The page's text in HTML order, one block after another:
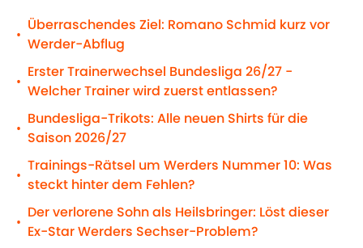
•
Überraschendes Ziel: Romano Schmid kurz vor
Werder-Abflug
•
Erster Trainerwechsel Bundesliga 26/27 -
Welcher Trainer wird zuerst entlassen?
•
Bundesliga-Trikots: Alle neuen Shirts für die
Saison 2026/27
•
Trainings-Rätsel um Werders Nummer 10: Was
steckt hinter dem Fehlen?
•
Der verlorene Sohn als Heilsbringer: Löst dieser
Ex-Star Werders Sechser-Problem?